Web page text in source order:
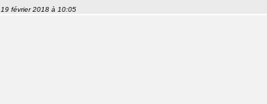
19 février 2018 à 10:05